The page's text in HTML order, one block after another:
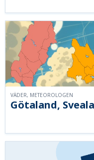
Götaland,
VÄDER, METEOROLOGEN